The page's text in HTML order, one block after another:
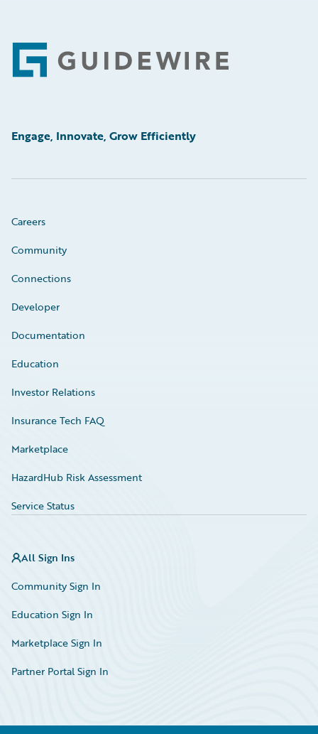
Footer
Engage, Innovate, Grow Efficiently
Careers
Community
Connections
Developer
Documentation
Education
Investor Relations
Insurance Tech FAQ
Marketplace
HazardHub Risk Assessment
Service Status
All Sign Ins
Community Sign In
Education Sign In
Marketplace Sign In
Partner Portal Sign In